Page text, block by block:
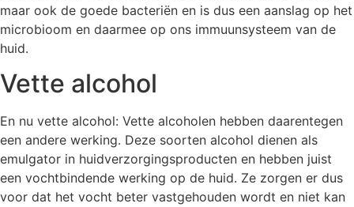
maar ook de goede bacteriën en is dus een aanslag op het
microbioom en daarmee op ons immuunsysteem van de
huid.
Vette alcohol
En nu vette alcohol: Vette alcoholen hebben daarentegen
een andere werking. Deze soorten alcohol dienen als
emulgator in huidverzorgingsproducten en hebben juist
een vochtbindende werking op de huid. Ze zorgen er dus
voor dat het vocht beter vastgehouden wordt en niet kan